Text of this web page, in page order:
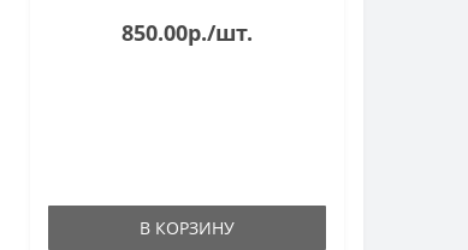
850.00р./шт.
В КОРЗИНУ